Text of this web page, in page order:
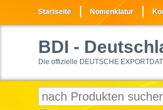
Startseite Nomenklatur
BDI -
Die offizielle DEUTSCHE